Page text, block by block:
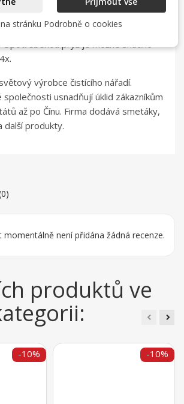
stěrka pro efektivní odstranění vody
je vhodný k udržování vysoké
Opotřebenou pryž je možné snadno
výrobce čistícího nářadí.
společnosti usnadňují úklid zákazníkům
až po Čínu. Firma dodává smetáky,
další produkty.
není přidána žádná recenze.
produktů ve
-10% -10%
stránku Podrobně o cookies